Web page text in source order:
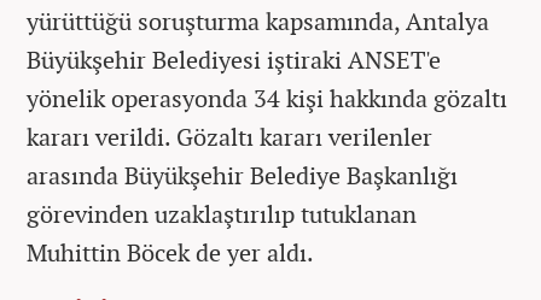
yürüttüğü soruşturma kapsamında, Antalya
Büyükşehir Belediyesi iştiraki ANSET'e
yönelik operasyonda 34 kişi hakkında gözaltı
kararı verildi. Gözaltı kararı verilenler
arasında Büyükşehir Belediye Başkanlığı
görevinden uzaklaştırılıp tutuklanan
Muhittin Böcek de yer aldı.